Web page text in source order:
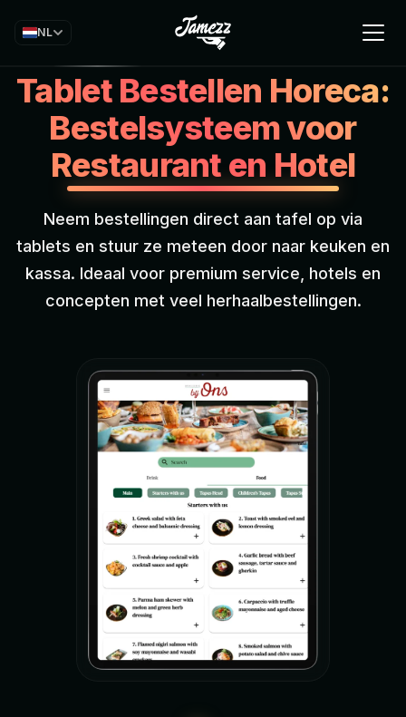
NL
Tablet Bestellen Horeca:
Bestelsysteem voor
Restaurant en Hotel
Neem bestellingen direct aan tafel op via
tablets en stuur ze meteen door naar keuken en
kassa. Ideaal voor premium service, hotels en
concepten met veel herhaalbestellingen.